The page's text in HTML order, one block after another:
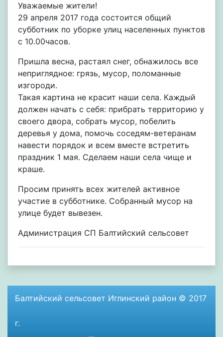
Уважаемые жители!
29 апреля 2017 года состоится общий
субботник по уборке улиц населенных пунктов
с 10.00часов.
Пришла весна, растаял снег, обнажилось все
неприглядное: грязь, мусор, поломанные
изгороди.
Такая картина не красит наши села. Каждый
должен начать с себя: прибрать территорию у
своего двора, собрать мусор, побелить
деревья у дома, помочь соседям-ветеранам
навести порядок и всем вместе встретить
праздник 1 мая. Сделаем наши села чище и
краше.
Просим принять всех жителей активное
участие в субботнике. Собранный мусор на
улице будет вывезен.
Администрация СП Балтийский сельсовет
Балтийский сельсовет Иглинский район © 2017
г.